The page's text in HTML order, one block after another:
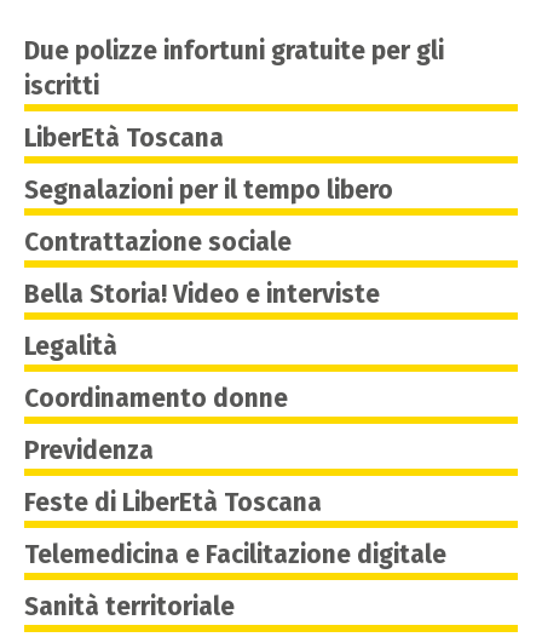
Due polizze infortuni gratuite per gli
iscritti
LiberEtà Toscana
Segnalazioni per il tempo libero
Contrattazione sociale
Bella Storia! Video e interviste
Legalità
Coordinamento donne
Previdenza
Feste di LiberEtà Toscana
Telemedicina e Facilitazione digitale
Sanità territoriale